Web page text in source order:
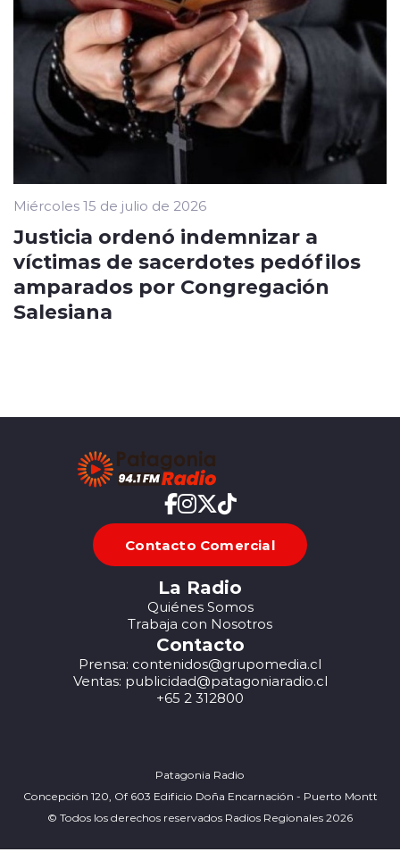
Miércoles 15 de julio de 2026
Justicia ordenó indemnizar a
víctimas de sacerdotes pedófilos
amparados por Congregación
Salesiana
Contacto Comercial
La Radio
Quiénes Somos
Trabaja con Nosotros
Contacto
Prensa: contenidos@grupomedia.cl
Ventas: publicidad@patagoniaradio.cl
+65 2 312800
Patagonia Radio
Concepción 120, Of 603 Edificio Doña Encarnación - Puerto Montt
© Todos los derechos reservados Radios Regionales 2026